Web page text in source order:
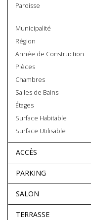
Paroisse
Municipalité
Région
Année de Construction
Pièces
Chambres
Salles de Bains
Étages
Surface Habitable
Surface Utilisable
ACCÈS
PARKING
SALON
TERRASSE